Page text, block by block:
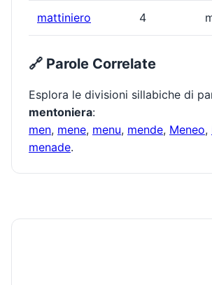
mattiniero 4
🔗 Parole Correlate
Esplora le divisioni sillabiche di
mentoniera:
men, mene, menu, mende, Meneo,
menade.